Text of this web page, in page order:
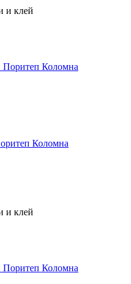
и клей
Коломна
и клей